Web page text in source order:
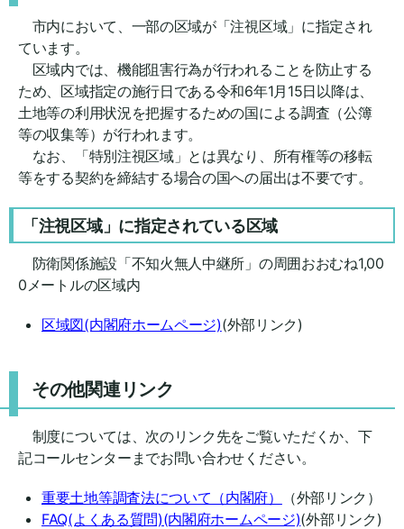
市内において、一部の区域が「注視区域」に指定され
ています。
区域内では、機能阻害行為が行われることを防止する
ため、区域指定の施行日である令和6年1月15日以降は、
土地等の利用状況を把握するための国による調査（公簿
等の収集等）が行われます。
なお、「特別注視区域」とは異なり、所有権等の移転
等をする契約を締結する場合の国への届出は不要です。
「注視区域」に指定されている区域
防衛関係施設「不知火無人中継所」の周囲おおむね1,00
0メートルの区域内
区域図(内閣府ホームページ)(外部リンク)
その他関連リンク
制度については、次のリンク先をご覧いただくか、下
記コールセンターまでお問い合わせください。
重要土地等調査法について（内閣府）
（外部リンク）
FAQ(よくある質問)(内閣府ホームページ)(外部リンク)